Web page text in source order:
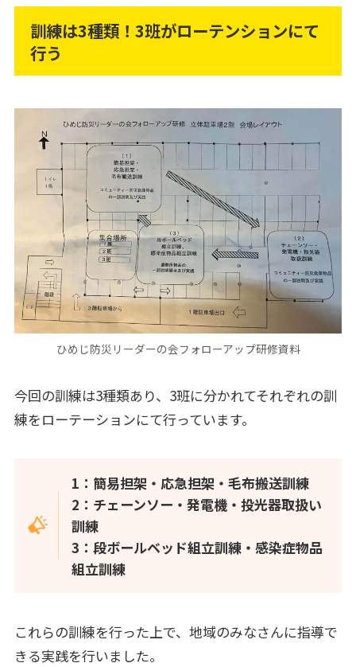
訓練は3種類！3班がローテンションにて
行う
ひめじ防災リーダーの会フォローアップ研修資料
今回の訓練は3種類あり、3班に分かれてそれぞれの訓
練をローテーションにて行っています。
1：簡易担架・応急担架・毛布搬送訓練
2：チェーンソー・発電機・投光器取扱い
訓練
3：段ボールベッド組立訓練・感染症物品
組立訓練
これらの訓練を行った上で、地域のみなさんに指導で
きる実践を行いました。